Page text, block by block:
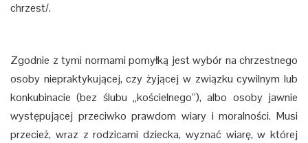
chrzest/.
Zgodnie z tymi normami pomyłką jest wybór na chrzestnego
osoby niepraktykującej, czy żyjącej w związku cywilnym lub
konkubinacie (bez ślubu „kościelnego”), albo osoby jawnie
występującej przeciwko prawdom wiary i moralności. Musi
przecież, wraz z rodzicami dziecka, wyznać wiarę, w której